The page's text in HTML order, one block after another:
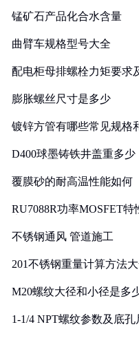
锰矿石产品化合水含量
曲臂车规格型号大全
配电柜母排螺栓力矩要求
膨胀螺丝尺寸是多少
镀锌方管有哪些常见规格
D400球墨铸铁井盖重多少
覆膜砂的耐高温性能如何
RU7088R功率MOSFET
不锈钢通风 管道施工
201不锈钢重量计算方法
M20螺纹大径和小径是多
1-1/4 NPT螺纹参数及底